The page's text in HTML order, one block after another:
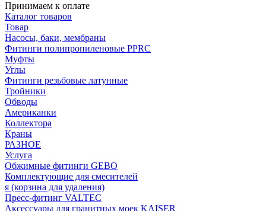
Принимаем к оплате
Каталог товаров
Товар
Насосы, баки, мембраны
Фитинги полипропиленовые PPRC
Муфты
Углы
Фитинги резьбовые латунные
Тройники
Обводы
Американки
Коллектора
Краны
РАЗНОЕ
Услуга
Обжимные фитинги GEBO
Комплектующие для смесителей
я (корзина для удаления)
Пресс-фитинг VALTEC
Аксессуары для гранитных моек KAISER